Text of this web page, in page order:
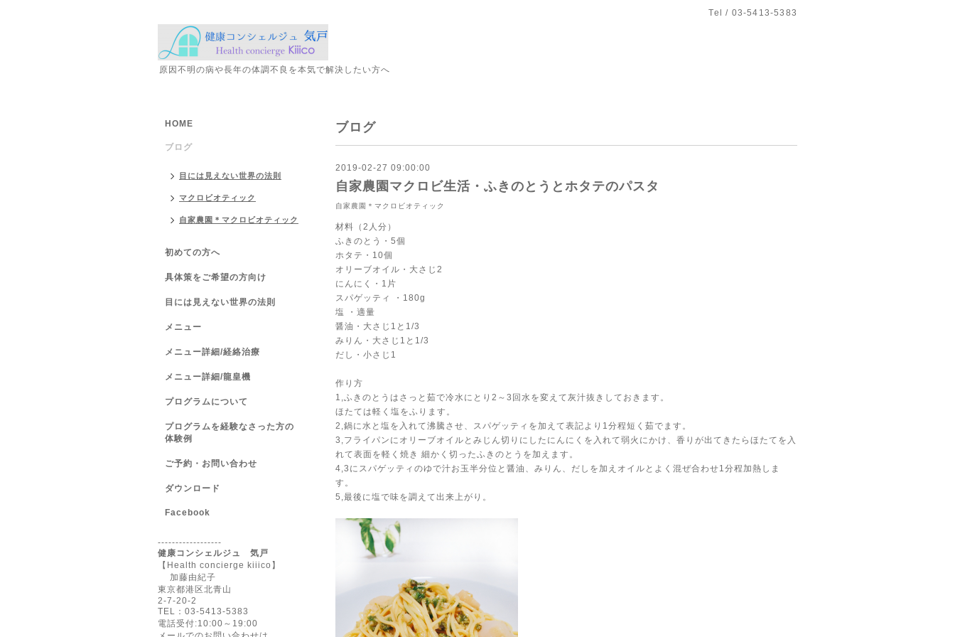
Tel / 03-5413-5383
原因不明の病や長年の体調不良を本気で解決したい方へ
ブログ
2019-02-27 09:00:00
自家農園マクロビ生活・ふきのとうとホタテのパスタ
自家農園＊マクロビオティック
材料（2人分）
ふきのとう・5個
ホタテ・10個
オリーブオイル・大さじ2
にんにく・1片
スパゲッティ ・180g
塩 ・適量
醤油・大さじ1と1/3
みりん・大さじ1と1/3
だし・小さじ1
作り方
1,ふきのとうはさっと茹で冷水にとり2～3回水を変えて灰汁抜きしておきます。
ほたては軽く塩をふります。
2,鍋に水と塩を入れて沸騰させ、スパゲッティを加えて表記より1分程短く茹でます。
3,フライパンにオリーブオイルとみじん切りにしたにんにくを入れて弱火にかけ、香りが出てきたらほたてを入
れて表面を軽く焼き 細かく切ったふきのとうを加えます。
4,3にスパゲッティのゆで汁お玉半分位と醤油、みりん、だしを加えオイルとよく混ぜ合わせ1分程加熱しま
す。
5,最後に塩で味を調えて出来上がり。
HOME
ブログ
目には見えない世界の法則
マクロビオティック
自家農園＊マクロビオティック
初めての方へ
具体策をご希望の方向け
目には見えない世界の法則
メニュー
メニュー詳細/経絡治療
メニュー詳細/龍皇機
プログラムについて
プログラムを経験なさった方の
体験例
ご予約・お問い合わせ
ダウンロード
Facebook
------------------
健康コンシェルジュ 気戸
【Health concierge kiiico】
加藤由紀子
東京都港区北青山
2-7-20-2
TEL：03-5413-5383
電話受付:10:00～19:00